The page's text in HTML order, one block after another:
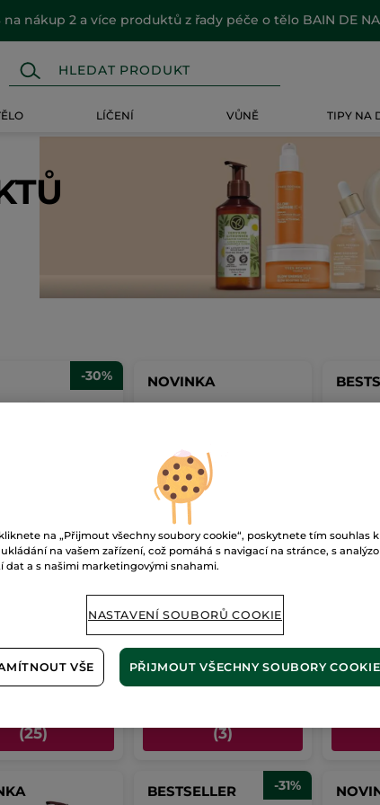
na nákup 2 a více produktů z řady péče o tělo BAIN DE
LÍČENÍ VŮNĚ TIPY NA
-30%
nehty
Kč 199.00 Kč
(25)
NOVINKA
Vyživující tónovací
balzám na rty Nude
Rosé
Vysouvací pouzdro 4.8 g - 3 barvy
(93)
169.00 Kč
(3)
BESTSELLER -31%
na „Přijmout všechny soubory cookie“, poskytnete tím souhlas k
na vašem zařízení, což pomáhá s navigací na stránce, s
dat a s našimi marketingovými snahami.
NASTAVENÍ SOUBORŮ COOKIE
VŠE PŘIJMOUT VŠECHNY SOUBORY COOKIE